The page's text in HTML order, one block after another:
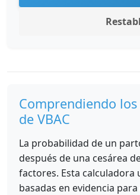
Comprendiendo
de VBAC
La probabilidad de un
después de una cesárea
factores. Esta calculadora
basadas en evidencia